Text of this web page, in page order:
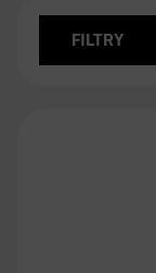
FILTRY